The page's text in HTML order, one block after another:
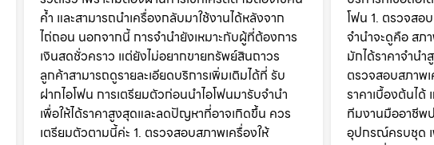
ค้ำ และสามารถนำเครื่องกลับมาใช้งานได้หลังจาก
ไถ่ถอน นอกจากนี้ การจำนำยังเหมาะกับผู้ที่ต้องการ
เงินสดชั่วคราว แต่ยังไม่อยากขายทรัพย์สินถาวร
ลูกค้าสามารถดูรายละเอียดบริการเพิ่มเติมได้ที่ รับ
ฝากไอโฟน การเตรียมตัวก่อนนำไอโฟนมารับจำนำ
เพื่อให้ได้ราคาสูงสุดและลดปัญหาที่อาจเกิดขึ้น ควร
เตรียมตัวตามนี้ค่ะ 1. ตรวจสอบสภาพเครื่องให้
โฟน 1. ตรวจสอ
จำนำจะดูคือ สภ
มักได้ราคาจำน
ตรวจสอบสภาพ
ราคาเบื้องต้นได้
ทีมงานมืออาชีพ
อุปกรณ์ครบชุด เ